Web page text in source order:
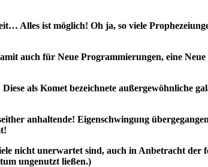
Alles ist möglich! Oh ja, so viele
auch für Neue Programmierungen, eine
als Komet bezeichnete außergewöhnliche
anhaltende! Eigenschwingung
nicht unerwartet sind, auch in Anbetracht der
ungenutzt ließen.)